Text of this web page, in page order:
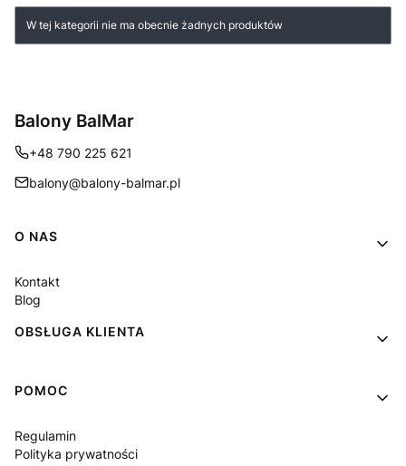
Lista produktów
W tej kategorii nie ma obecnie żadnych produktów
Balony BalMar
+48 790 225 621
balony@balony-balmar.pl
Linki w stopce
O NAS
Kontakt
Blog
OBSŁUGA KLIENTA
POMOC
Regulamin
Polityka prywatności